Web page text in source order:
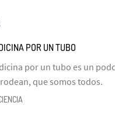
POR UN TUBO
por un tubo es un
que somos todos.